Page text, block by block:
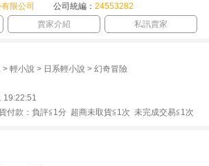
限公司 公司統編： 24553282
賣家介紹 私訊賣家
> 輕小說 > 日系輕小說 > 幻奇冒險
19:22:51
付款：負評≦1分 超商未取貨≦1次 未完成交易≦1次